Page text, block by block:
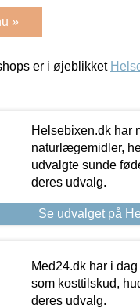
»
er i øjeblikket
Helsebixen.dk har
naturlægemidler,
udvalgte sunde
deres udvalg.
Se udvalget på
Med24.dk har i
som kosttilskud,
deres udvalg.